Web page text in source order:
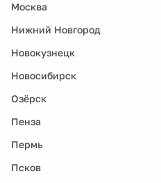
Москва
Нижний Новгород
Новокузнецк
Новосибирск
Озёрск
Пенза
Пермь
Псков